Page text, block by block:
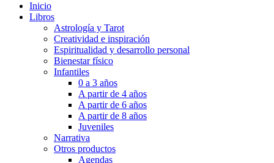
Inicio
Libros
Astrología y Tarot
Creatividad e inspiración
Espiritualidad y desarrollo personal
Bienestar físico
Infantiles
0 a 3 años
A partir de 4 años
A partir de 6 años
A partir de 8 años
Juveniles
Narrativa
Otros productos
Agendas